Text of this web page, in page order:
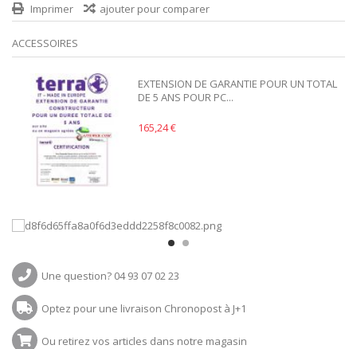
Imprimer ajouter pour comparer
ACCESSOIRES
EXTENSION DE GARANTIE POUR UN TOTAL
DE 5 ANS POUR PC...
165,24 €
Une question? 04 93 07 02 23
Optez pour une livraison Chronopost à J+1
Ou retirez vos articles dans notre magasin